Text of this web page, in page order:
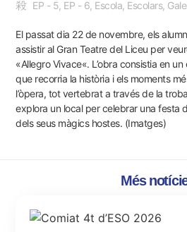
EP - 5 EP - 6 Escola Escolars,
El passat dia 22 de novembre, els
assistir al Gran Teatre del Liceu per
«AllegroVivace«. L’obra consistia en
que recorria la història i els moments
l’òpera, tot vertebrat a través de la
explora un local per celebrar una festa
dels seus màgics hostes. (Imatges)
Més